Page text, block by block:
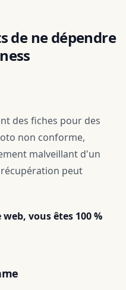
de ne dépendre
des fiches pour des
non conforme,
malveillant d'un
peut
vous êtes 100 %